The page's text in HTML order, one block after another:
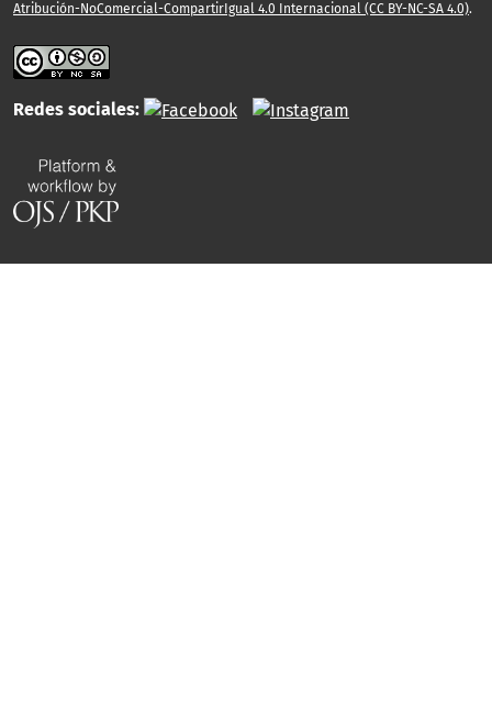
Atribución-NoComercial-CompartirIgual 4.0 Internacional (CC BY-NC-SA 4.0).
Redes sociales: